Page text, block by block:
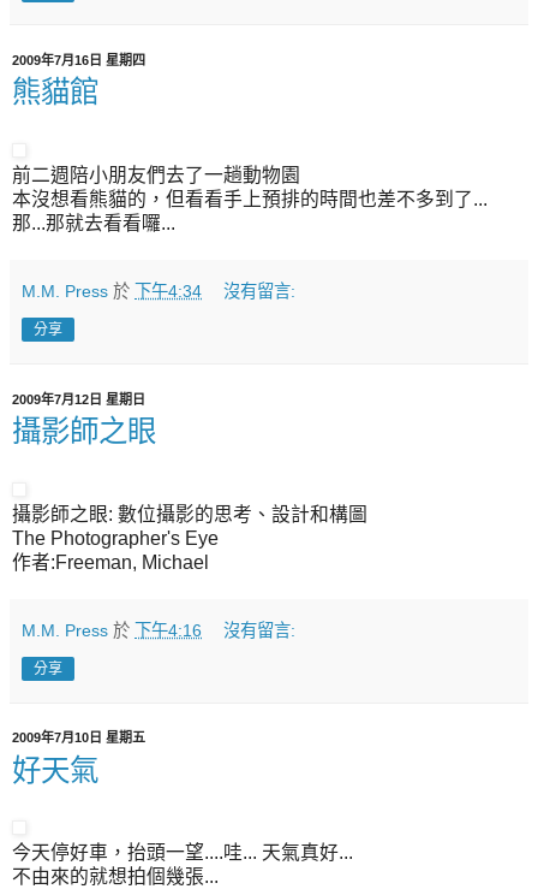
2009年7月16日 星期四
熊貓館
前二週陪小朋友們去了一趟動物園
本沒想看熊貓的，但看看手上預排的時間也差不多到了...
那...那就去看看囉...
M.M. Press 於 下午4:34 沒有留言:
分享
2009年7月12日 星期日
攝影師之眼
攝影師之眼: 數位攝影的思考、設計和構圖
The Photographer's Eye
作者:Freeman, Michael
M.M. Press 於 下午4:16 沒有留言:
分享
2009年7月10日 星期五
好天氣
今天停好車，抬頭一望....哇... 天氣真好...
不由來的就想拍個幾張...